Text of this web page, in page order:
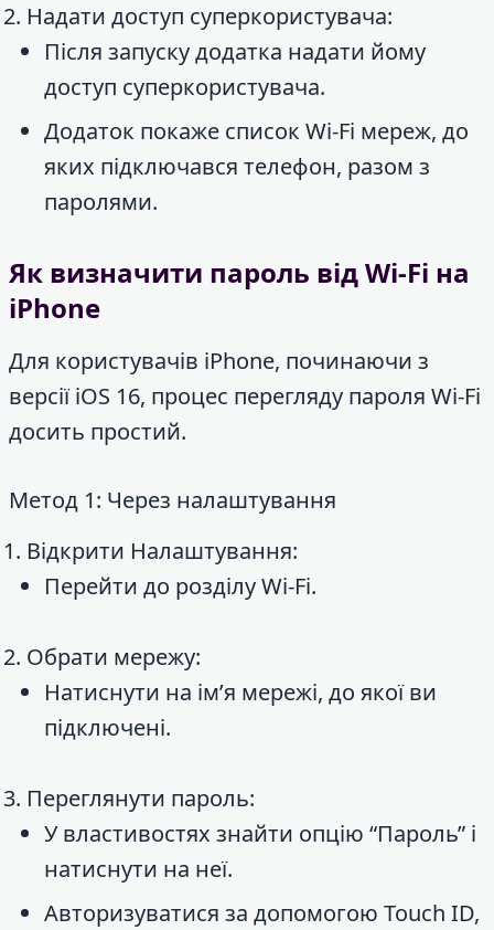
Надати доступ суперкористувача:
Після запуску додатка надати йому
доступ суперкористувача.
Додаток покаже список Wi-Fi мереж, до
яких підключався телефон, разом з
паролями.
Як визначити пароль від Wi-Fi на
iPhone
Для користувачів iPhone, починаючи з
версії iOS 16, процес перегляду пароля Wi-Fi
досить простий.
Метод 1: Через налаштування
Відкрити Налаштування:
Перейти до розділу Wi-Fi.
Обрати мережу:
Натиснути на ім’я мережі, до якої ви
підключені.
Переглянути пароль:
У властивостях знайти опцію “Пароль” і
натиснути на неї.
Авторизуватися за допомогою Touch ID,